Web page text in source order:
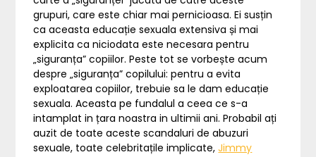
grupuri, care este chiar mai pernicioasa. Ei susțin
ca aceasta educație sexuala extensiva și mai
explicita ca niciodata este necesara pentru
„siguranța” copiilor. Peste tot se vorbește acum
despre „siguranța” copilului: pentru a evita
exploatarea copiilor, trebuie sa le dam educație
sexuala. Aceasta pe fundalul a ceea ce s-a
intamplat in țara noastra in ultimii ani. Probabil ați
auzit de toate aceste scandaluri de abuzuri
sexuale, toate celebritațile implicate,Jimmy